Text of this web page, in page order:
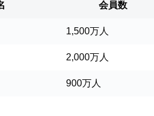
会員数
1,500万人
2,000万人
900万人